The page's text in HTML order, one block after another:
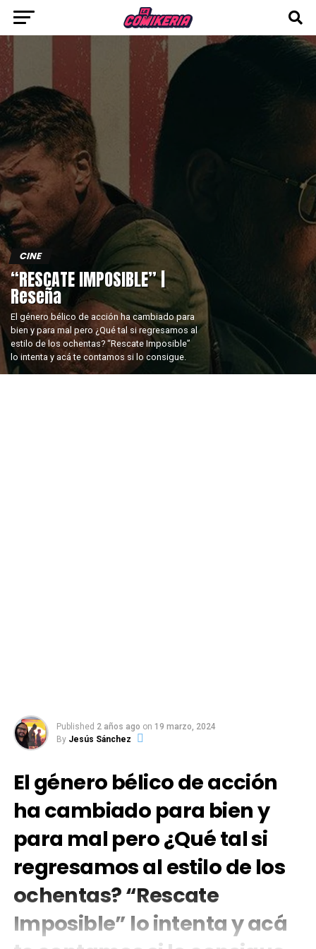
CINE
“RESCATE IMPOSIBLE” |
Reseña
El género bélico de acción ha cambiado para
bien y para mal pero ¿Qué tal si regresamos al
estilo de los ochentas? “Rescate Imposible”
lo intenta y acá te contamos si lo consigue.
Published 2 años ago on 19 marzo, 2024
By Jesús Sánchez
El género bélico de acción
ha cambiado para bien y
para mal pero ¿Qué tal si
regresamos al estilo de los
ochentas? “Rescate
Imposible” lo intenta y acá